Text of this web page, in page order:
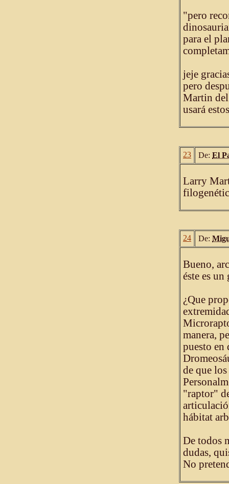
"pero
para el
jeje
pero
Martin del
usará
23 De: El
Larry
24 De:
Bueno,
éste es
¿Que
manera,
puesto
de que
"raptor"
hábitat
De todos
dudas,
No